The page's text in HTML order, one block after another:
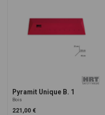
Pyramit Unique B. 1
Bois
221,00 €